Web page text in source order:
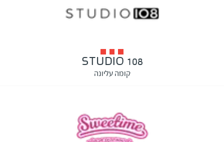
STUDIO 108
קומה עליונה